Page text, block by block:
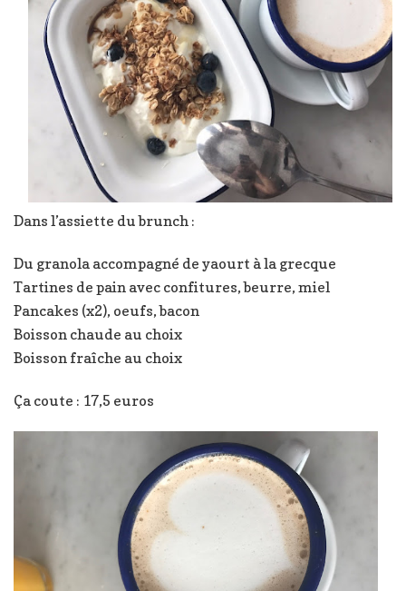
Dans l’assiette du brunch :
Du granola accompagné de yaourt à la grecque
Tartines de pain avec confitures, beurre, miel
Pancakes (x2), oeufs, bacon
Boisson chaude au choix
Boisson fraîche au choix
Ça coute : 17,5 euros